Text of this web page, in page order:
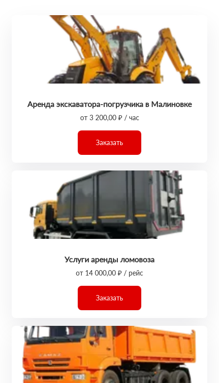
Аренда экскаватора-погрузчика в Малиновке
от 3 200,00 ₽ / час
Заказать
Услуги аренды ломовоза
от 14 000,00 ₽ / рейс
Заказать